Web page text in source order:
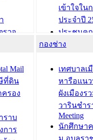
รวจ
รเตรี
มือง
เบียน
คคลที่
น
เข้าใจใน
ประจำปี
ประชุมค
ความเสี่ย
ประชุมที
ชีวา สร้า
ขับเคลื่อน
“เมืองแห่
บทความ อื่นๆ ...
Mail
ที่ดิน
รอง
ราบ
การ
กองช่าง
เทศบาลเ
หารือแน
ผังเมืองร
วารินชำร
Meeting
นักศึกษา
ม.อุบลรา